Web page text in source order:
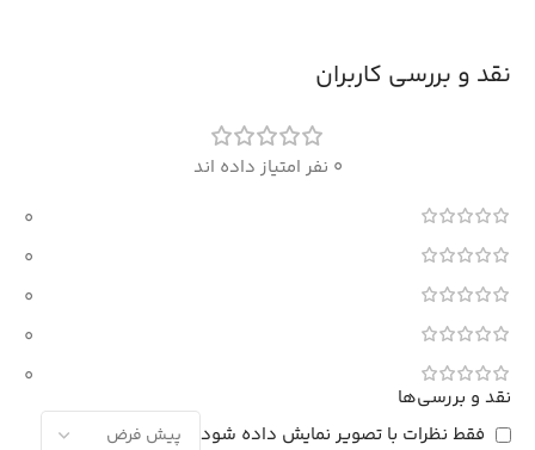
نقد و بررسی کاربران
0 نفر امتیاز داده اند
0
0
0
0
0
نقد و بررسی‌ها
فقط نظرات با تصویر نمایش داده شود